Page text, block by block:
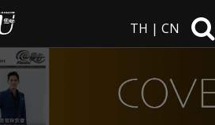
TH | CN